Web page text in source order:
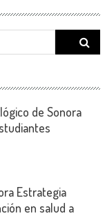
Search
de Sonora
Estrategia
en salud a